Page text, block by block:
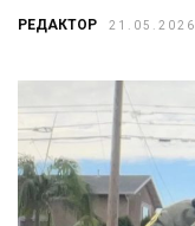
РЕДАКТОР 21.05.2026